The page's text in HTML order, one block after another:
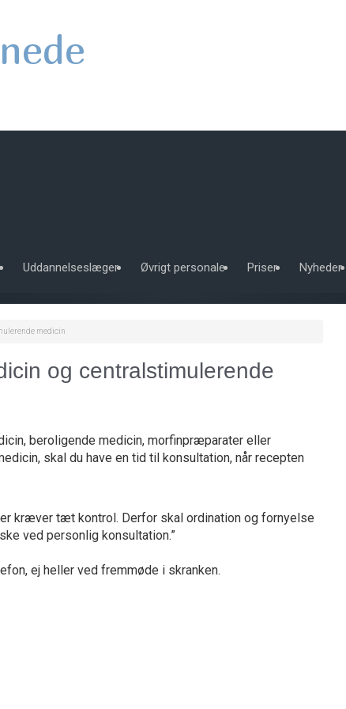
Uddannelseslæger Øvrigt personale Priser Nyheder
medicin
og centralstimulerende
beroligende medicin, morfinpræparater eller
skal du have en tid til konsultation, når recepten
kræver tæt kontrol. Derfor skal ordination og fornyelse
ved personlig konsultation.”
ej heller ved fremmøde i skranken.